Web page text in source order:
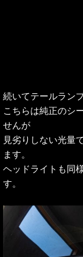
続いてテールランプ
こちらは純正のシ
せんが
見劣りしない光量
ます。
ヘッドライトも同
す。